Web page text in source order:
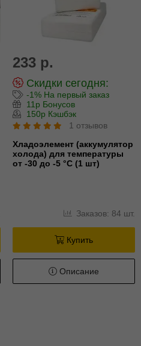
233 р.
Скидки сегодня:
-1% На первый заказ
11р Бонусов
150р Кэшбэк
1 отзывов
Хладоэлемент (аккумулятор
холода) для температуры
от -30 до -5 °С (1 шт)
Заказов: 84 шт.
Купить
Описание